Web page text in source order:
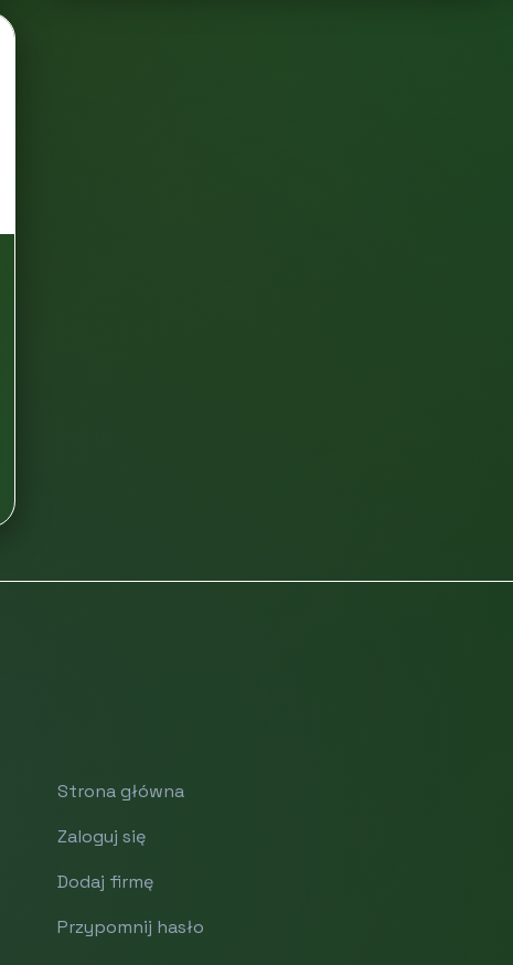
Strona główna
Zaloguj się
Dodaj firmę
Przypomnij hasło